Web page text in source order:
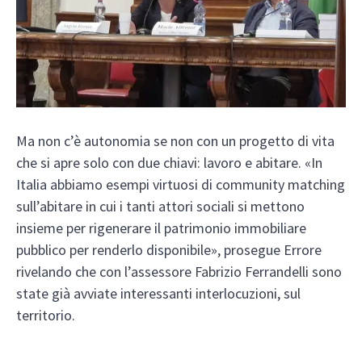
Ma non c’è autonomia se non con un progetto di vita
che si apre solo con due chiavi: lavoro e abitare. «In
Italia abbiamo esempi virtuosi di community matching
sull’abitare in cui i tanti attori sociali si mettono
insieme per rigenerare il patrimonio immobiliare
pubblico per renderlo disponibile», prosegue Errore
rivelando che con l’assessore Fabrizio Ferrandelli sono
state già avviate interessanti interlocuzioni, sul
territorio.